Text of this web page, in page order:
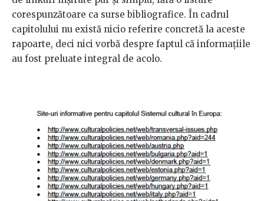
corespunzătoare ca surse bibliografice. În cadrul
capitolului nu există nicio referire concretă la aceste
rapoarte, deci nici vorbă despre faptul că informațiile
au fost preluate integral de acolo.